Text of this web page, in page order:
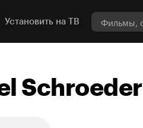
Установить на ТВ
Schroeder